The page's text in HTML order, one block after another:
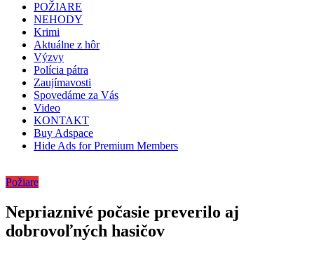
POŽIARE
NEHODY
Krimi
Aktuálne z hôr
Výzvy
Polícia pátra
Zaujímavosti
Spovedáme za Vás
Video
KONTAKT
Buy Adspace
Hide Ads for Premium Members
Požiare
Nepriaznivé počasie preverilo aj
dobrovoľných hasičov